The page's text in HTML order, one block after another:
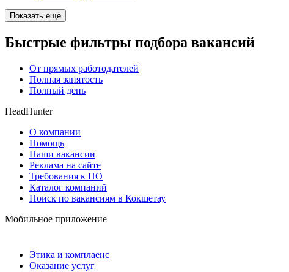
Показать ещё
Быстрые фильтры подбора вакансий
От прямых работодателей
Полная занятость
Полный день
HeadHunter
О компании
Помощь
Наши вакансии
Реклама на сайте
Требования к ПО
Каталог компаний
Поиск по вакансиям в Кокшетау
Мобильное приложение
Этика и комплаенс
Оказание услуг